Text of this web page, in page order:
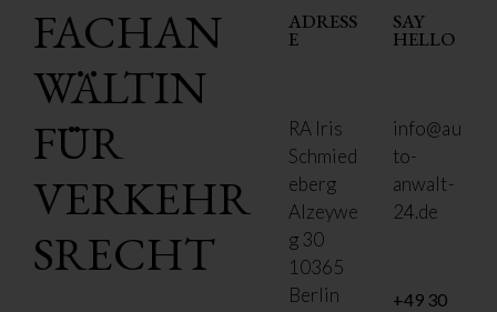
FACHAN
WÄLTIN
FÜR
VERKEHR
SRECHT
ADRESS
E
RA Iris
Schmied
eberg
Alzeywe
g 30
10365
Berlin
SAY
HELLO
info@au
to-
anwalt-
24.de
+49 30